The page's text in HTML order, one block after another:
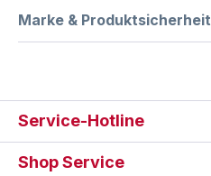
Marke & Produktsicherheit
Service-Hotline
Shop Service